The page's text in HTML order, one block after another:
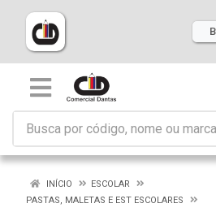
INÍCIO
ESCOLAR
PASTAS, MALETAS E EST ESCOLARES